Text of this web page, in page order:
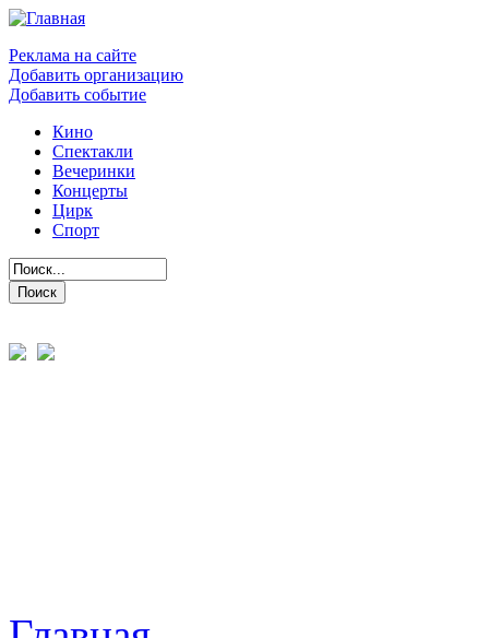
Реклама на сайте
Добавить организацию
Добавить событие
Кино
Спектакли
Вечеринки
Концерты
Цирк
Спорт